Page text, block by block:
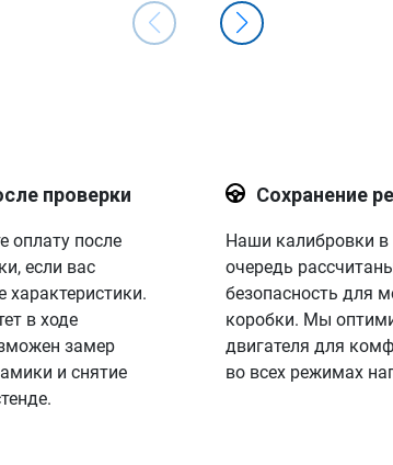
проверки
оплату после
если вас
характеристики.
в ходе
замер
и снятие
Сохранение
Наши калибровки в
очередь
безопасность для
коробки. Мы
двигателя для
во всех режимах